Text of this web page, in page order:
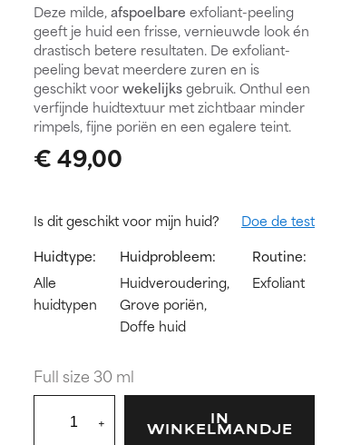
Deze milde,afspoelbare exfoliant-peeling
geeft je huid een frisse, vernieuwde look én
drastisch betere resultaten. De exfoliant-
peeling bevat meerdere zuren en is
geschikt voorwekelijksgebruik. Onthul een
verfijnde huidtextuur met zichtbaar minder
rimpels, fijne poriën en een egalere teint.
€ 49,00
Is dit geschikt voor mijn huid?
Doe de test
Huidtype:
Alle
huidtypen
Huidprobleem:
Huidveroudering,
Grove poriën,
Doffe huid
Routine:
Exfoliant
Full size 30 ml
+
IN
WINKELMANDJE